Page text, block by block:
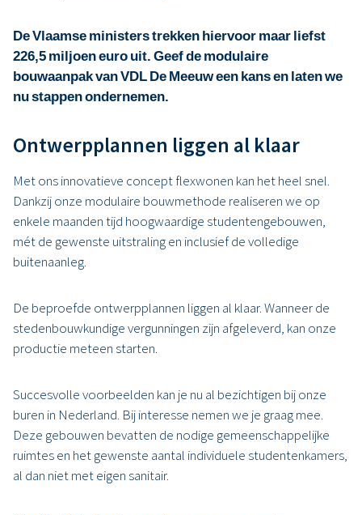
De Vlaamse ministers trekken hiervoor maar liefst
226,5 miljoen euro uit. Geef de modulaire
bouwaanpak van VDL De Meeuw een kans en laten we
nu stappen ondernemen.
Ontwerpplannen liggen al klaar
Met ons innovatieve concept flexwonen kan het heel snel.
Dankzij onze modulaire bouwmethode realiseren we op
enkele maanden tijd hoogwaardige studentengebouwen,
mét de gewenste uitstraling en inclusief de volledige
buitenaanleg.
De beproefde ontwerpplannen liggen al klaar. Wanneer de
stedenbouwkundige vergunningen zijn afgeleverd, kan onze
productie meteen starten.
Succesvolle voorbeelden kan je nu al bezichtigen bij onze
buren in Nederland. Bij interesse nemen we je graag mee.
Deze gebouwen bevatten de nodige gemeenschappelijke
ruimtes en het gewenste aantal individuele studentenkamers,
al dan niet met eigen sanitair.